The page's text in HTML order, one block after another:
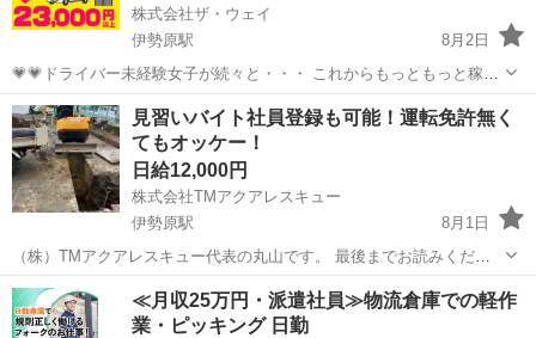
株式会社ザ・ウェイ
伊勢原駅
8月2日
💗💗ドライバー未経験女子が続々と・・・ これからもっともっと稼げ
る業種の１つ軽貨物ドライバー業❗️ そんなお仕事を完全未経験でも楽々
の仕事内容でドライバースキルを取得❗️ 頑張ったら頑張った分だけ、と
にかく...
神奈川 伊勢原市 伊勢原駅 ドライバー ネットスーパー
見習いバイト社員登録も可能！運転免許無く
てもオッケー！
日給12,000円
株式会社TMアクアレスキュー
伊勢原駅
8月1日
（株）TMアクアレスキュー代表の丸山です。 最後までお読みくださ
い。 定型分や記入項目が無い方への返信してしないのでよろしくお願
いします。 仕事内容は道路を掘って水道管や下水管を各家庭に供給し
たりアスファルト舗装を行ったり様...
神奈川 伊勢原市 伊勢原駅 その他 ゴールデンウィーク
≪月収25万円・派遣社員≫物流倉庫での軽作
業・ピッキング 日勤